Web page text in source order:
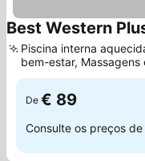
Best Western
Piscina interna
bem-estar, Massagens
personalizadas
De € 89
Consulte os preços de